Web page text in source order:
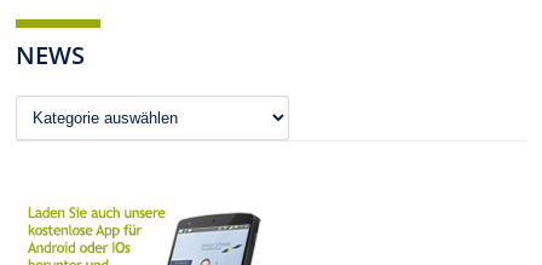
NEWS
News